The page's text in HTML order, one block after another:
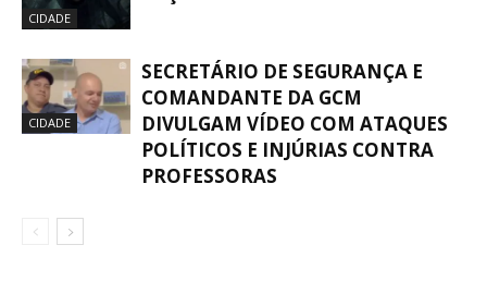
CIDADE
CIDADE
SECRETÁRIO DE SEGURANÇA E
COMANDANTE DA GCM
DIVULGAM VÍDEO COM ATAQUES
POLÍTICOS E INJÚRIAS CONTRA
PROFESSORAS